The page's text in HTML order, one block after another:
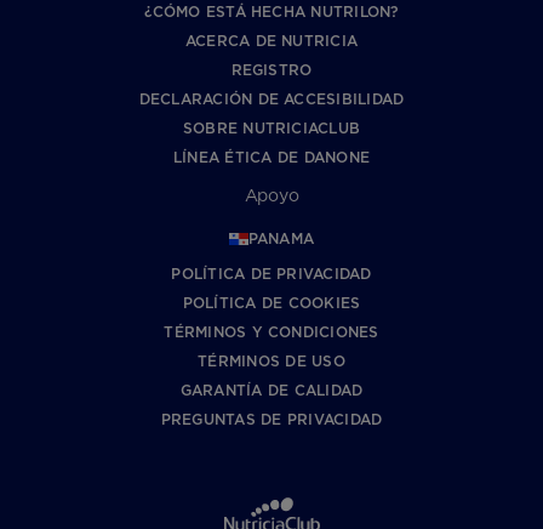
¿CÓMO ESTÁ HECHA NUTRILON?
ACERCA DE NUTRICIA
REGISTRO
DECLARACIÓN DE ACCESIBILIDAD
SOBRE NUTRICIACLUB
LÍNEA ÉTICA DE DANONE
Apoyo
PANAMA
POLÍTICA DE PRIVACIDAD
POLÍTICA DE COOKIES
TÉRMINOS Y CONDICIONES
TÉRMINOS DE USO
GARANTÍA DE CALIDAD
PREGUNTAS DE PRIVACIDAD